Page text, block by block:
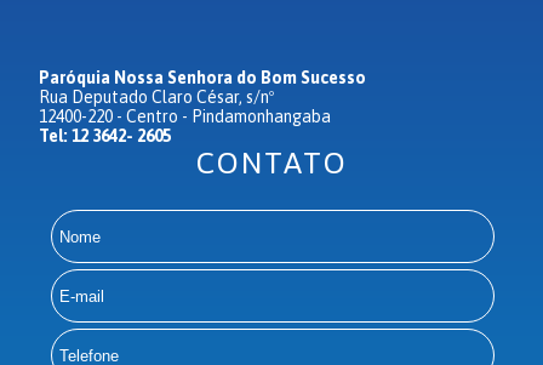
Paróquia Nossa Senhora do Bom Sucesso
Rua Deputado Claro César, s/nº
12400-220 - Centro - Pindamonhangaba
Tel: 12 3642- 2605
CONTATO